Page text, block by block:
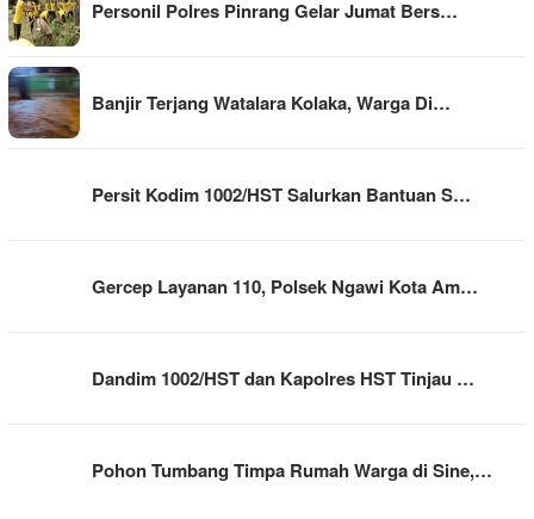
Personil Polres Pinrang Gelar Jumat Bers…
Banjir Terjang Watalara Kolaka, Warga Di…
Persit Kodim 1002/HST Salurkan Bantuan S…
Gercep Layanan 110, Polsek Ngawi Kota Am…
Dandim 1002/HST dan Kapolres HST Tinjau …
Pohon Tumbang Timpa Rumah Warga di Sine,…